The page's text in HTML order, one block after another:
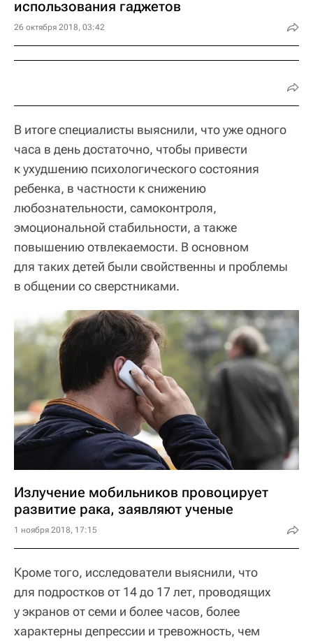
использования гаджетов
26 октября 2018, 03:42
В итоге специалисты выяснили, что уже одного
часа в день достаточно, чтобы привести
к ухудшению психологического состояния
ребенка, в частности к снижению
любознательности, самоконтроля,
эмоциональной стабильности, а также
повышению отвлекаемости. В основном
для таких детей были свойственны и проблемы
в общении со сверстниками.
Излучение мобильников провоцирует
развитие рака, заявляют ученые
1 ноября 2018, 17:15
Кроме того, исследователи выяснили, что
для подростков от 14 до 17 лет, проводящих
у экранов от семи и более часов, более
характерны депрессии и тревожность, чем